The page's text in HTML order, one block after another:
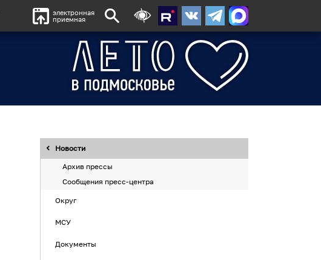
электронная
приемная
Новости
Архив прессы
Сообщения пресс-центра
Округ
МСУ
Документы